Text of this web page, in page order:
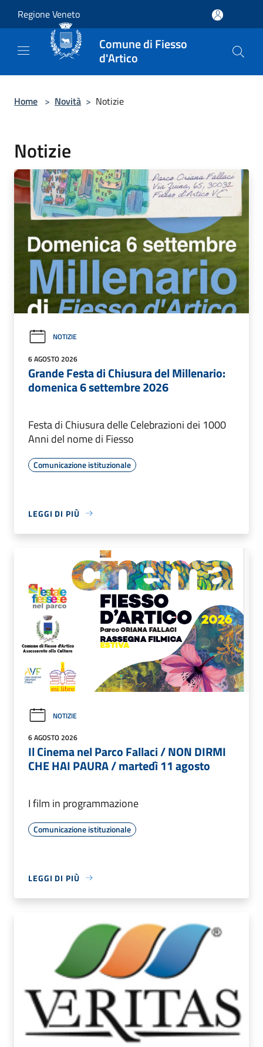
Regione Veneto
Comune di Fiesso
d'Artico
Home > Novità > Notizie
Notizie
NOTIZIE
6 AGOSTO 2026
Grande Festa di Chiusura del Millenario:
domenica 6 settembre 2026
Festa di Chiusura delle Celebrazioni dei 1000
Anni del nome di Fiesso
Comunicazione istituzionale
LEGGI DI PIÙ
NOTIZIE
6 AGOSTO 2026
Il Cinema nel Parco Fallaci / NON DIRMI
CHE HAI PAURA / martedì 11 agosto
I film in programmazione
Comunicazione istituzionale
LEGGI DI PIÙ